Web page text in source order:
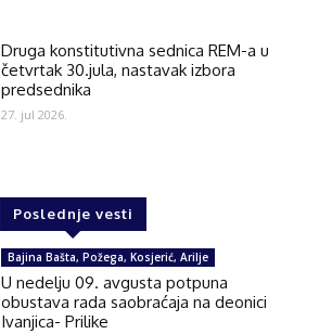
Druga konstitutivna sednica REM-a u
četvrtak 30.jula, nastavak izbora
predsednika
27. jul 2026.
Poslednje vesti
Bajina Bašta, Požega, Kosjerić, Arilje
U nedelju 09. avgusta potpuna
obustava rada saobraćaja na deonici
Ivanjica- Prilike